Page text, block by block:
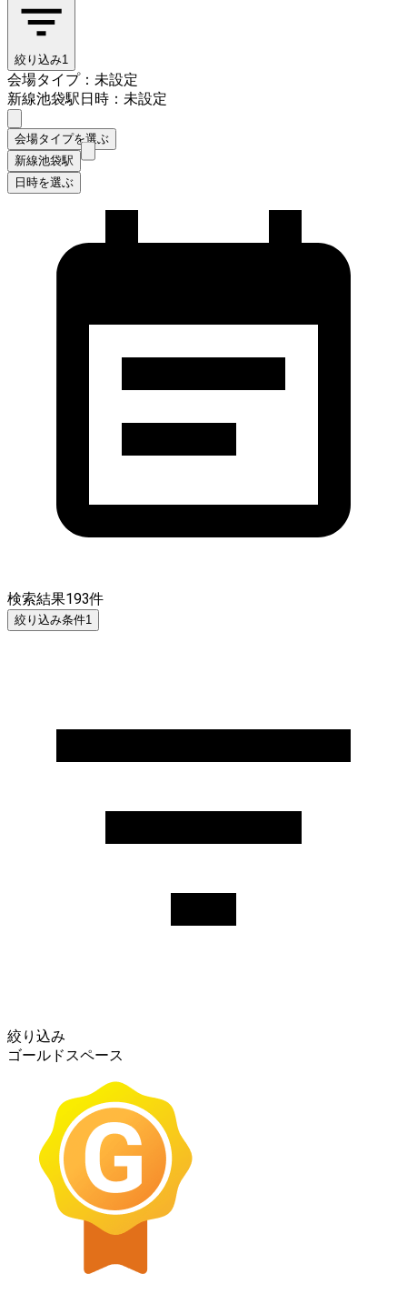
絞り込み1
会場タイプ：未設定
新線池袋駅日時：未設定
会場タイプを選ぶ
新線池袋駅
日時を選ぶ
検索結果193件
絞り込み条件1
絞り込み
ゴールドスペース